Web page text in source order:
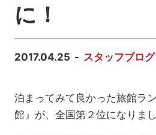
に！
2017.04.25 スタッフブログ
泊まってみて良かった旅館ラ
館』が、全国第２位になりまし